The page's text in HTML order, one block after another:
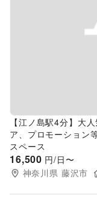
Previous slide
【江ノ島駅4分】大
ア、プロモーション
スペース
16,500 円/日〜
神奈川県 藤沢市